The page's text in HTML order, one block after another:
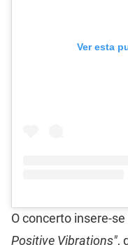
Ver esta
O concerto insere-
Positive Vibrations",